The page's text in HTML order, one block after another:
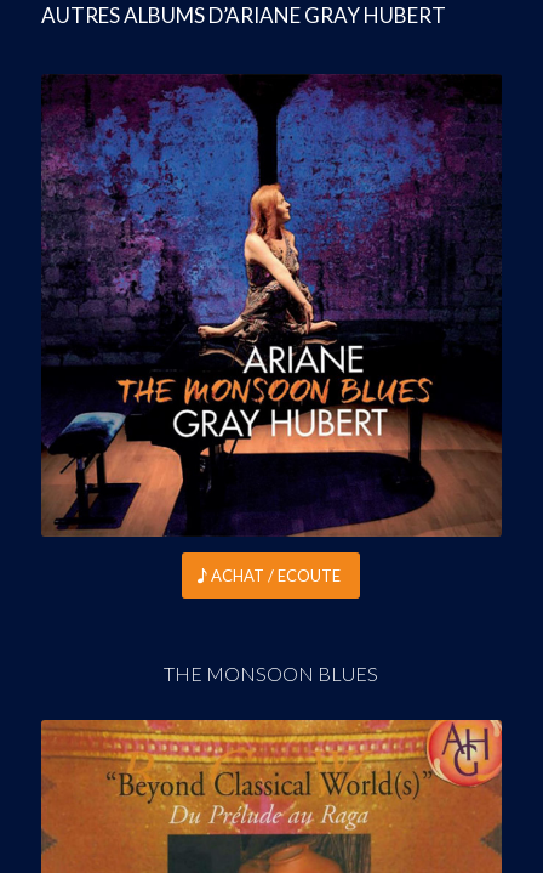
AUTRES ALBUMS D’ARIANE GRAY HUBERT
ACHAT / ECOUTE
THE MONSOON BLUES